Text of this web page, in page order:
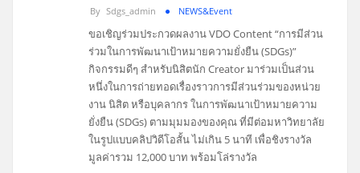
By Sdgs_admin NEWS&Event
ขอเชิญร่วมประกวดผลงาน VDO Content “การมีส่วน
ร่วมในการพัฒนาเป้าหมายความยั่งยืน (SDGs)”
กิจกรรมดีๆ สำหรับนิสิตนัก Creatorมาร่วมเป็นส่วน
หนึ่งในการถ่ายทอดเรื่องราวการมีส่วนร่วมของหน่วย
งาน นิสิต หรือบุคลากร ในการพัฒนาเป้าหมายความ
ยั่งยืน (SDGs) ตามมุมมองของคุณ ที่มีต่อมหาวิทยาลัย
ในรูปแบบคลิปวิดีโอสั้น ไม่เกิน 5 นาที เพื่อชิงรางวัล
มูลค่ารวม 12,000 บาท พร้อมโล่รางวัล